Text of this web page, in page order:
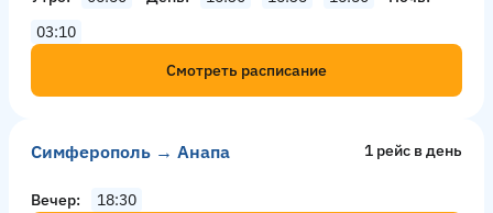
03:10
Смотреть расписание
Симферополь → Анапа 1 рейс в день
Вечер
18:30